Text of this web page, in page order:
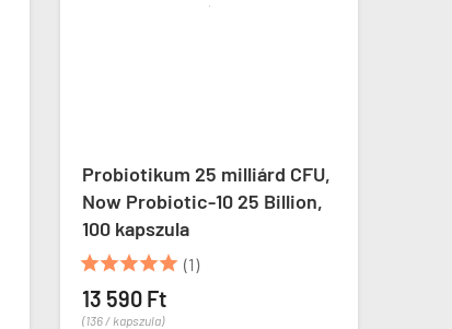
Probiotikum 25 milliárd CFU,
Now Probiotic-10 25 Billion,
100 kapszula
 (1)
13 590 Ft
(136 / kapszula)